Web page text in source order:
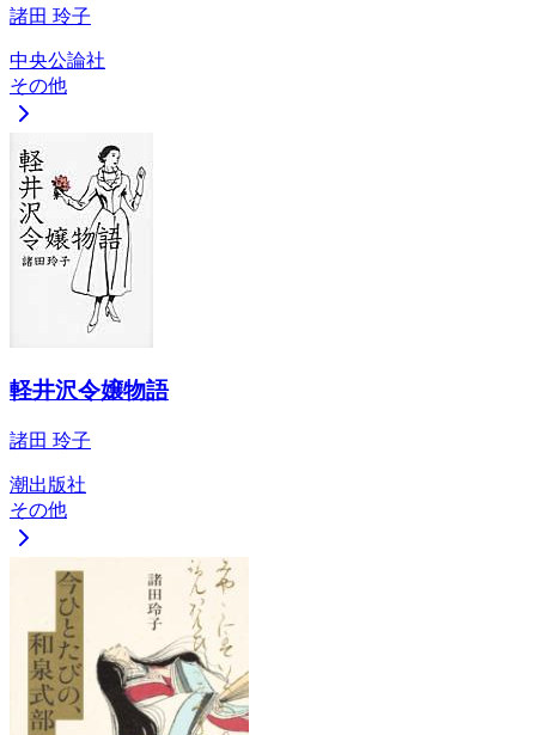
諸田 玲子
中央公論社
その他
軽井沢令嬢物語
諸田 玲子
潮出版社
その他